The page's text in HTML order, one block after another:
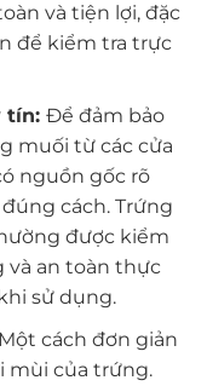
và tiện lợi, đặc
để kiểm tra trực
tín: Để đảm bảo
muối từ các cửa
nguồn gốc rõ
cách. Trứng
được kiểm
và an toàn thực
sử dụng.
Một cách đơn giản
mùi của trứng.